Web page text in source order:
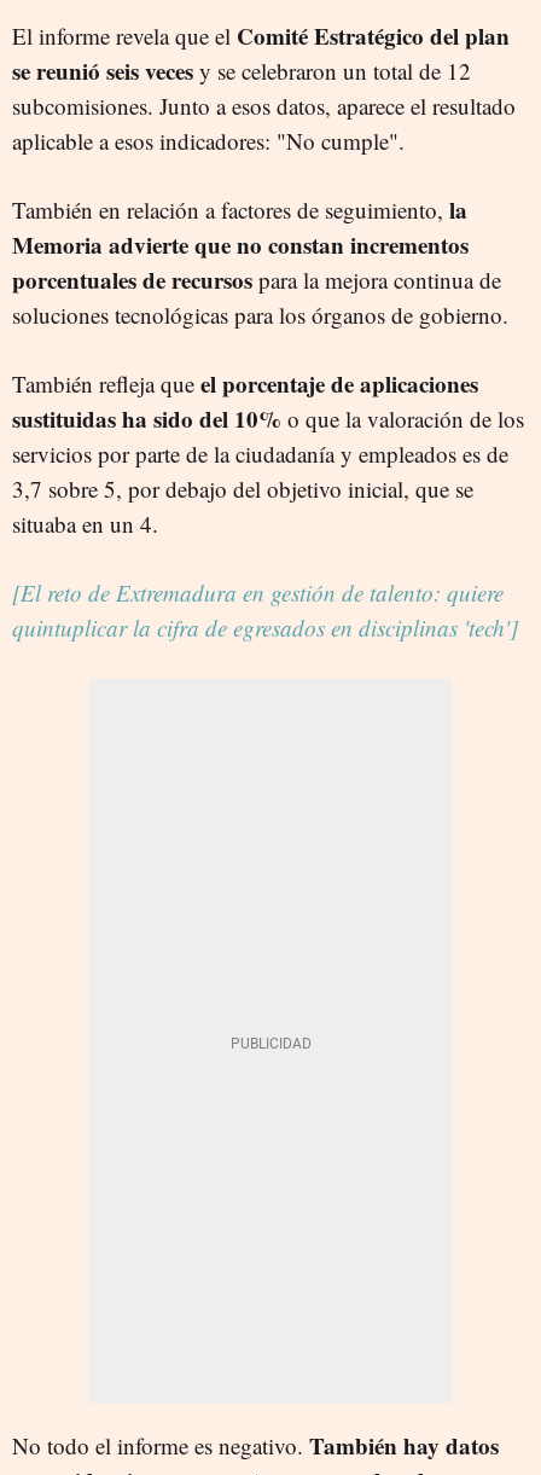
El informe revela que el Comité Estratégico del plan
se reunió seis veces y se celebraron un total de 12
subcomisiones. Junto a esos datos, aparece el resultado
aplicable a esos indicadores: "No cumple".
También en relación a factores de seguimiento, la
Memoria advierte que no constan incrementos
porcentuales de recursos para la mejora continua de
soluciones tecnológicas para los órganos de gobierno.
También refleja que el porcentaje de aplicaciones
sustituidas ha sido del 10% o que la valoración de los
servicios por parte de la ciudadanía y empleados es de
3,7 sobre 5, por debajo del objetivo inicial, que se
situaba en un 4.
[El reto de Extremadura en gestión de talento: quiere
quintuplicar la cifra de egresados en disciplinas 'tech']
No todo el informe es negativo. También hay datos